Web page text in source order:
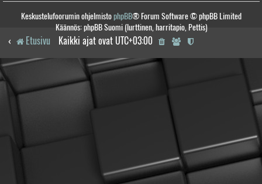
Keskustelufoorumin ohjelmistophpBB® Forum Software © phpBB Limited
Käännös: phpBB Suomi (lurttinen, harritapio, Pettis)
Etusivu Kaikki ajat ovat UTC+03:00